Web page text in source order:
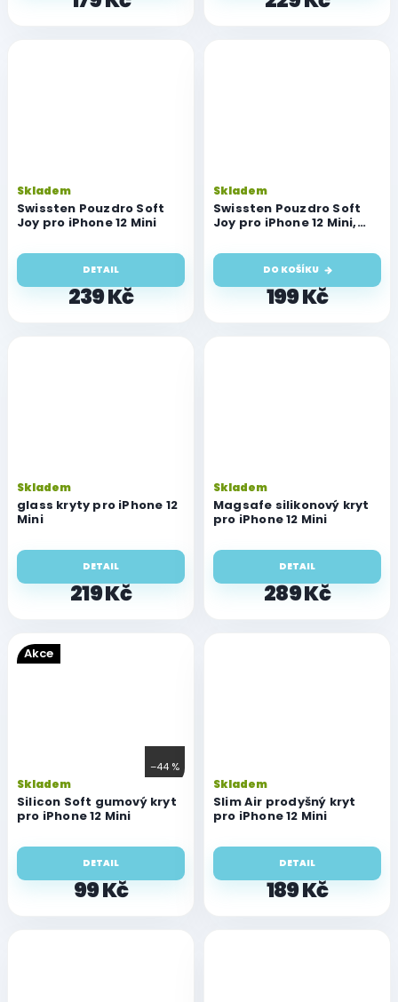
Swissten Pouzdro Soft
Joy pro iPhone 12 Mini
Skladem
239 Kč
DETAIL
Swissten Pouzdro Soft
Joy pro iPhone 12 Mini,
Skladem
199 Kč
DO KOŠÍKU
glass kryty pro iPhone 12
Mini
Skladem
219 Kč
DETAIL
Magsafe silikonový kryt
pro iPhone 12 Mini
Skladem
289 Kč
DETAIL
Akce
–44 %
Silicon Soft gumový kryt
pro iPhone 12 Mini
Skladem
99 Kč
DETAIL
Slim Air prodyšný kryt
pro iPhone 12 Mini
Skladem
189 Kč
DETAIL